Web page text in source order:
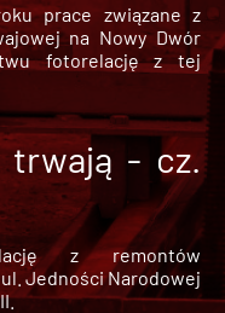
prace związane z
na Nowy Dwór
fotorelację z tej
trwają - cz.
z remontów
Jedności Narodowej